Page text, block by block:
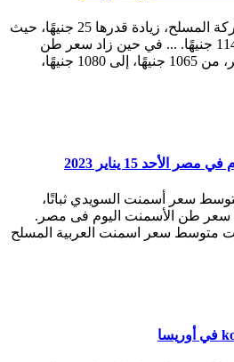
وسجل سعر طن أسمنت شركة المسلح، زيادة قدرها 25 جنيهًا، حيث
ارتفع من 1120 جنيهًا، إلى 1145 جنيهًا. ... في حين زاد سعر طن
أسمنت شركة آسيك سي وتر، من 1065 جنيهًا، إلى 1080 جنيهًا،
الأحد 15 يناير 2023
سعر أسمنت السويدي ثباتًا،
للطن. سعر طن الأسمنت اليوم فى مصر.
متوسط سعر اسمنت العربية المسلح